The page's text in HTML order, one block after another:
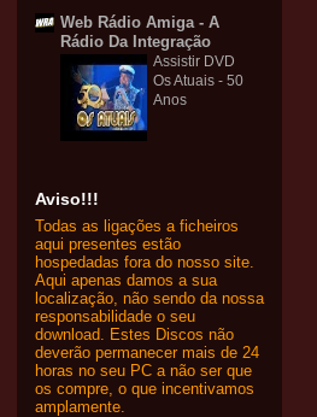
Web Rádio Amiga - A
Rádio Da Integração
Assistir DVD
Os Atuais - 50
Anos
Aviso!!!
Todas as ligações a ficheiros
aqui presentes estão
hospedadas fora do nosso site.
Aqui apenas damos a sua
localização, não sendo da nossa
responsabilidade o seu
download. Estes Discos não
deverão permanecer mais de 24
horas no seu PC a não ser que
os compre, o que incentivamos
amplamente.